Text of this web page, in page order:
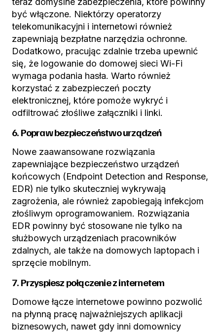
być włączone. Niektórzy operatorzy
telekomunikacyjni i internetowi również
zapewniają bezpłatne narzędzia ochronne.
Dodatkowo, pracując zdalnie trzeba upewnić
się, że logowanie do domowej sieci Wi-Fi
wymaga podania hasła. Warto również
korzystać z zabezpieczeń poczty
elektronicznej, które pomoże wykryć i
odfiltrować złośliwe załączniki i linki.
6. Popraw bezpieczeństwo urządzeń
Nowe zaawansowane rozwiązania
zapewniające bezpieczeństwo urządzeń
końcowych (Endpoint Detection and Response,
EDR) nie tylko skuteczniej wykrywają
zagrożenia, ale również zapobiegają infekcjom
złośliwym oprogramowaniem. Rozwiązania
EDR powinny być stosowane nie tylko na
służbowych urządzeniach pracowników
zdalnych, ale także na domowych laptopach i
sprzęcie mobilnym.
7. Przyspiesz połączenie z internetem
Domowe łącze internetowe powinno pozwolić
na płynną pracę najważniejszych aplikacji
biznesowych, nawet gdy inni domownicy